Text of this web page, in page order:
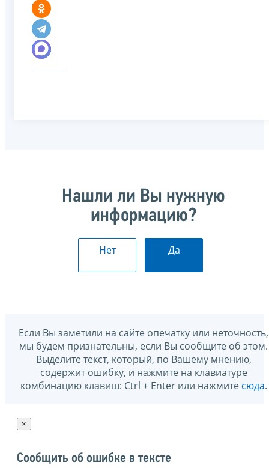
Нашли ли Вы нужную
информацию?
Нет Да
Если Вы заметили на сайте опечатку или неточность,
мы будем признательны, если Вы сообщите об этом.
Выделите текст, который, по Вашему мнению,
содержит ошибку, и нажмите на клавиатуре
комбинацию клавиш: Ctrl + Enter или нажмите сюда.
×
Сообщить об ошибке в тексте